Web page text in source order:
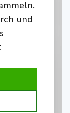
und